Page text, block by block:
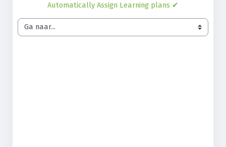
Automatically Assign Learning plans ✔︎
Ga naar...